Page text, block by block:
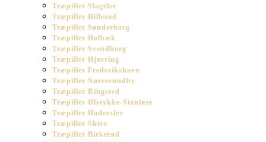
Træpiller Slagelse
Træpiller Hillerød
Træpiller Sønderborg
Træpiller Holbæk
Træpiller Svendborg
Træpiller Hjørring
Træpiller Frederikshavn
Træpiller Nørresundby
Træpiller Ringsted
Træpiller Ølstykke-Stenløse
Træpiller Haderslev
Træpiller Skive
Træpiller Birkerød